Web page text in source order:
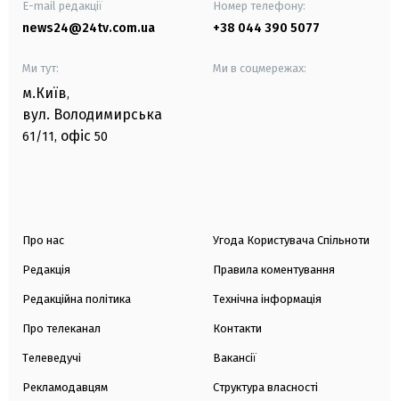
E-mail редакції
news24@24tv.com.ua
Номер телефону:
+38 044 390 5077
Ми тут:
м.Київ,
вул. Володимирська
61/11, офіс 50
Ми в соцмережах:
Про нас
Редакція
Редакційна політика
Про телеканал
Телеведучі
Рекламодавцям
Угода Користувача Спільноти
Правила коментування
Технічна інформація
Контакти
Вакансії
Структура власності